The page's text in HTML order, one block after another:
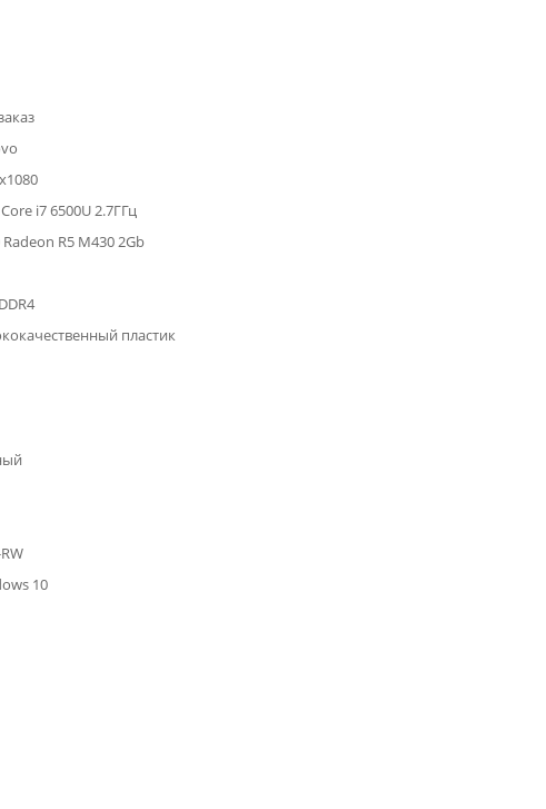
i7 6500U 2.7ГГц
R5 M430 2Gb
пластик
10